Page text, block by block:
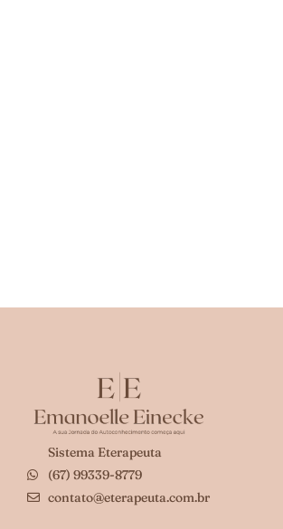
Sistema Eterapeuta
(67) 99339-8779
contato@eterapeuta.com.br